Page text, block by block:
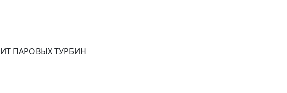
ПАРОВЫХ ТУРБИН